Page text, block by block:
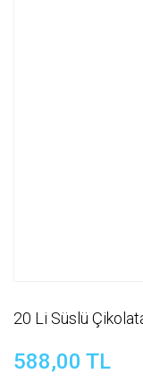
20 Li Süslü
588,00 TL